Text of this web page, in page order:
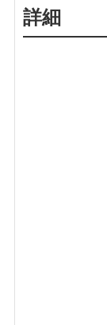
詳細